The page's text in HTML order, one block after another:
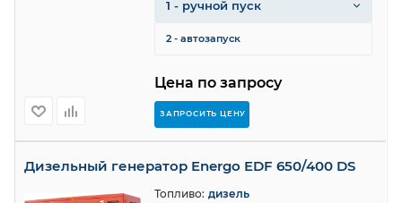
Цена по запросу
ЗАПРОСИТЬ ЦЕНУ
1 - ручной пуск
2 - автозапуск
Дизельный генератор Energo EDF 650/400 DS
Топливо: дизель